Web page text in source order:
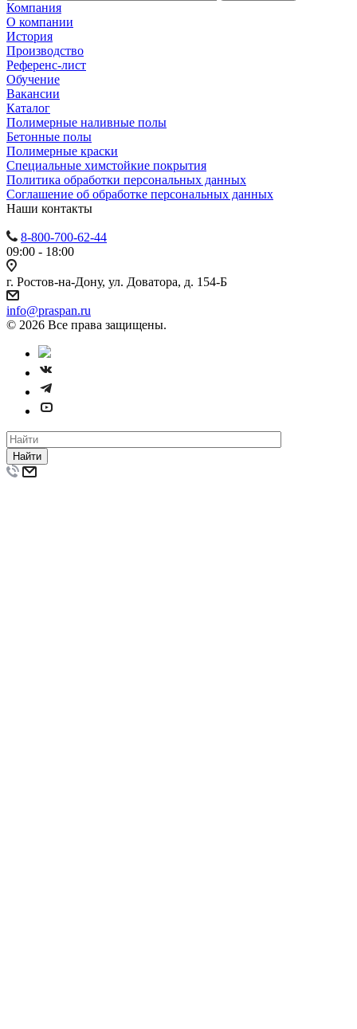
Компания
О компании
История
Производство
Референс-лист
Обучение
Вакансии
Каталог
Полимерные наливные полы
Бетонные полы
Полимерные краски
Специальные химстойкие покрытия
Политика обработки персональных данных
Cоглашение об обработке персональных данных
Наши контакты
8-800-700-62-44
09:00 - 18:00
г. Ростов-на-Дону, ул. Доватора, д. 154-Б
info@praspan.ru
© 2026 Все права защищены.
Найти